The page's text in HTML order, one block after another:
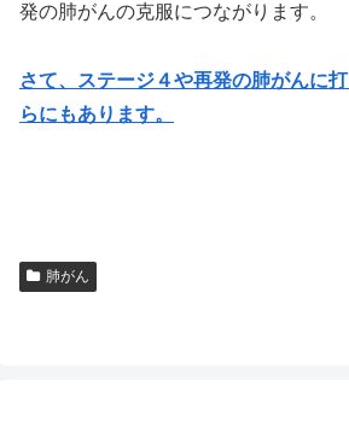
発の肺がんの克服につながります。
さて、ステージ４や再発の肺がんに
らにもあります。
肺がん